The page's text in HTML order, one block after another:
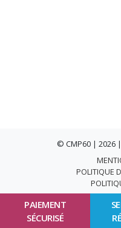
PAIEMENT
SÉCURISÉ
© CMP60 | 2026 |
POLITIQUE